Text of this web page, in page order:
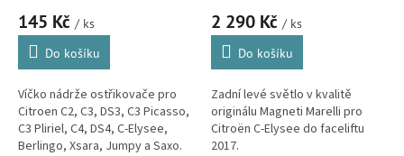
145 Kč / ks
Do košíku
Víčko nádrže ostřikovače pro
Citroen C2, C3, DS3, C3 Picasso,
C3 Pliriel, C4, DS4, C-Elysee,
Berlingo, Xsara, Jumpy a Saxo.
2 290 Kč / ks
Do košíku
Zadní levé světlo v kvalitě
originálu Magneti Marelli pro
Citroën C-Elysee do faceliftu
2017.